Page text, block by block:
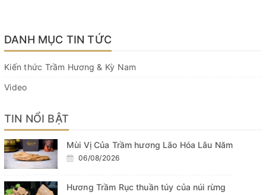
DANH MỤC TIN TỨC
Kiến thức Trầm Hương & Kỳ Nam
Video
TIN NỔI BẬT
Mùi Vị Của Trầm hương Lão Hóa Lâu Năm
06/08/2026
Hương Trầm Rục thuần túy của núi rừng